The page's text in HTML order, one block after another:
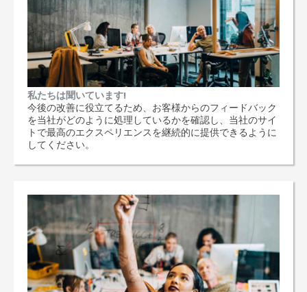
私たちは聞いています!
今後の改善に役立てるため、お客様からのフィードバック
を当社がどのように処理しているかを確認し、当社のサイ
トで最高のエクスペリエンスを継続的に提供できるように
してください。